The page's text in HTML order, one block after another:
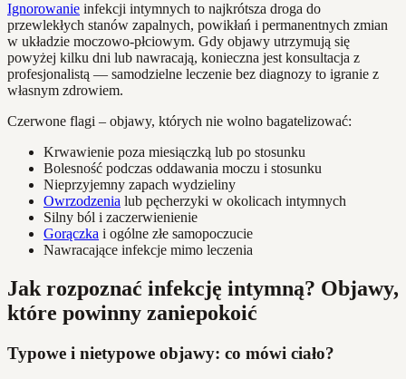
Ignorowanie infekcji intymnych to najkrótsza droga do
przewlekłych stanów zapalnych, powikłań i permanentnych zmian
w układzie moczowo-płciowym. Gdy objawy utrzymują się
powyżej kilku dni lub nawracają, konieczna jest konsultacja z
profesjonalistą — samodzielne leczenie bez diagnozy to igranie z
własnym zdrowiem.
Czerwone flagi – objawy, których nie wolno bagatelizować:
Krwawienie poza miesiączką lub po stosunku
Bolesność podczas oddawania moczu i stosunku
Nieprzyjemny zapach wydzieliny
Owrzodzenia lub pęcherzyki w okolicach intymnych
Silny ból i zaczerwienienie
Gorączka i ogólne złe samopoczucie
Nawracające infekcje mimo leczenia
Jak rozpoznać infekcję intymną? Objawy,
które powinny zaniepokoić
Typowe i nietypowe objawy: co mówi ciało?